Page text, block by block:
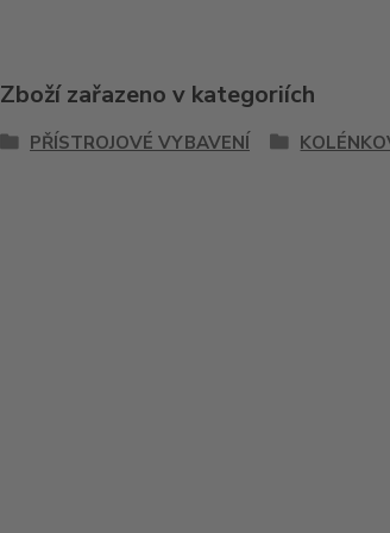
Zboží zařazeno v kategoriích
PŘÍSTROJOVÉ VYBAVENÍ